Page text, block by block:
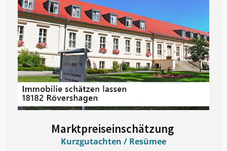
Marktpreiseinschätzung ​
Kurzgutachten / Resümee